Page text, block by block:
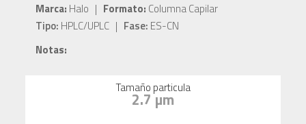
Marca: Halo | Formato: Columna Capilar
Tipo: HPLC/UPLC | Fase: ES-CN
Notas:
Tamaño particula
2.7 µm